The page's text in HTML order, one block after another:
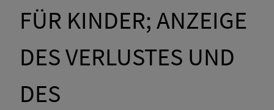
FÜR KINDER; ANZEIGE
DES VERLUSTES UND
DES